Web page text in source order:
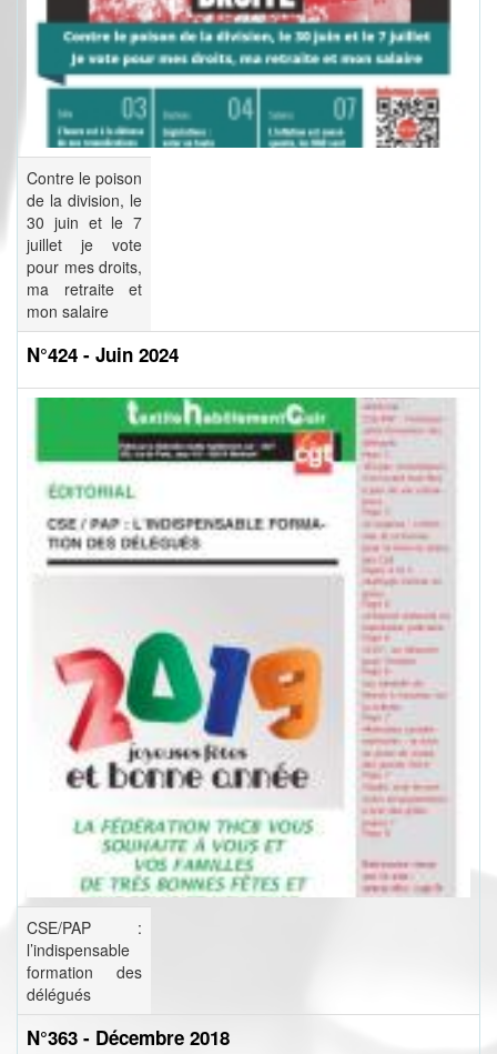
Contre le poison
de la division, le
30 juin et le 7
juillet je vote
pour mes droits,
ma retraite et
mon salaire
N°424 - Juin 2024
CSE/PAP :
l’indispensable
formation des
délégués
N°363 - Décembre 2018